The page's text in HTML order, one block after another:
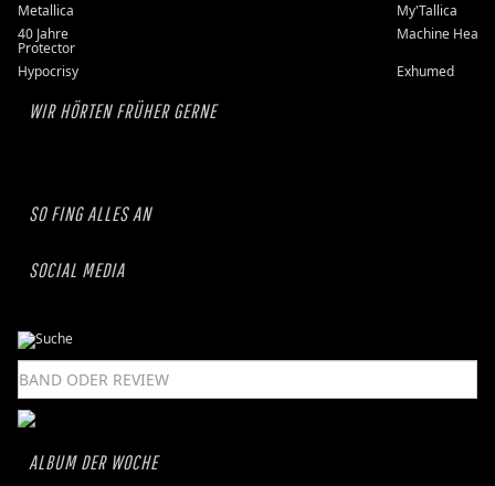
Metallica
My'Tallica
40 Jahre
Protector
Machine Head
Hypocrisy
Exhumed
WIR HÖRTEN FRÜHER GERNE
SO FING ALLES AN
SOCIAL MEDIA
ALBUM DER WOCHE